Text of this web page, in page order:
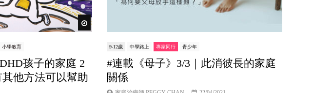
Watch Later
小學教育
孩子的家庭 2
其他方法可以幫助
9-12歲 中學路上 專家同行 青少年
#連載《母子》3/3｜此消彼長的家庭
關係